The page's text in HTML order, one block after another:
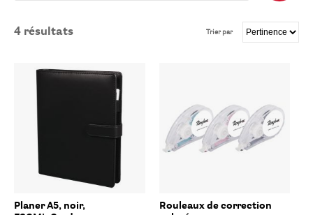
4 résultats Trier par
Planer A5, noir,
Rouleaux de correction